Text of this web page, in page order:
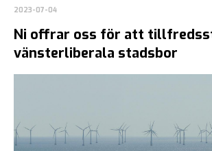
2023-07-04
Ni offrar oss för att
vänsterliberala stadsbor